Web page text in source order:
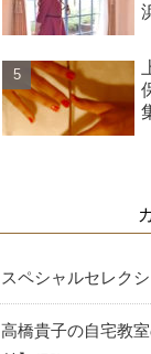
スペシャルセレク
高橋貴子の自宅教